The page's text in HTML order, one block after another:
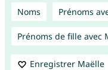
Noms Prénoms
Prénoms de fille avec
Enregistrer Maëlle